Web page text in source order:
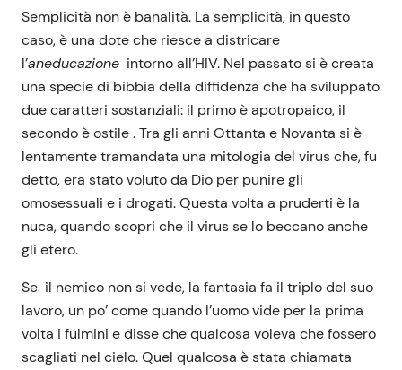
Semplicità non è banalità. La semplicità, in questo
caso, è una dote che riesce a districare
l’aneducazione intorno all’HIV. Nel passato si è creata
una specie di bibbia della diffidenza che ha sviluppato
due caratteri sostanziali: il primo è apotropaico, il
secondo è ostile . Tra gli anni Ottanta e Novanta si è
lentamente tramandata una mitologia del virus che, fu
detto, era stato voluto da Dio per punire gli
omosessuali e i drogati. Questa volta a pruderti è la
nuca, quando scopri che il virus se lo beccano anche
gli etero.
Se il nemico non si vede, la fantasia fa il triplo del suo
lavoro, un po’ come quando l’uomo vide per la prima
volta i fulmini e disse che qualcosa voleva che fossero
scagliati nel cielo. Quel qualcosa è stata chiamata